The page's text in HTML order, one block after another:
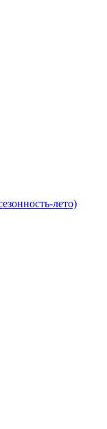
лето)